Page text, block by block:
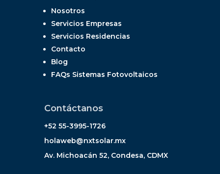
Nosotros
Servicios Empresas
Servicios Residencias
Contacto
Blog
FAQs Sistemas Fotovoltaicos
Contáctanos
+52 55-3995-1726
holaweb@nxtsolar.mx
Av. Michoacán 52, Condesa, CDMX